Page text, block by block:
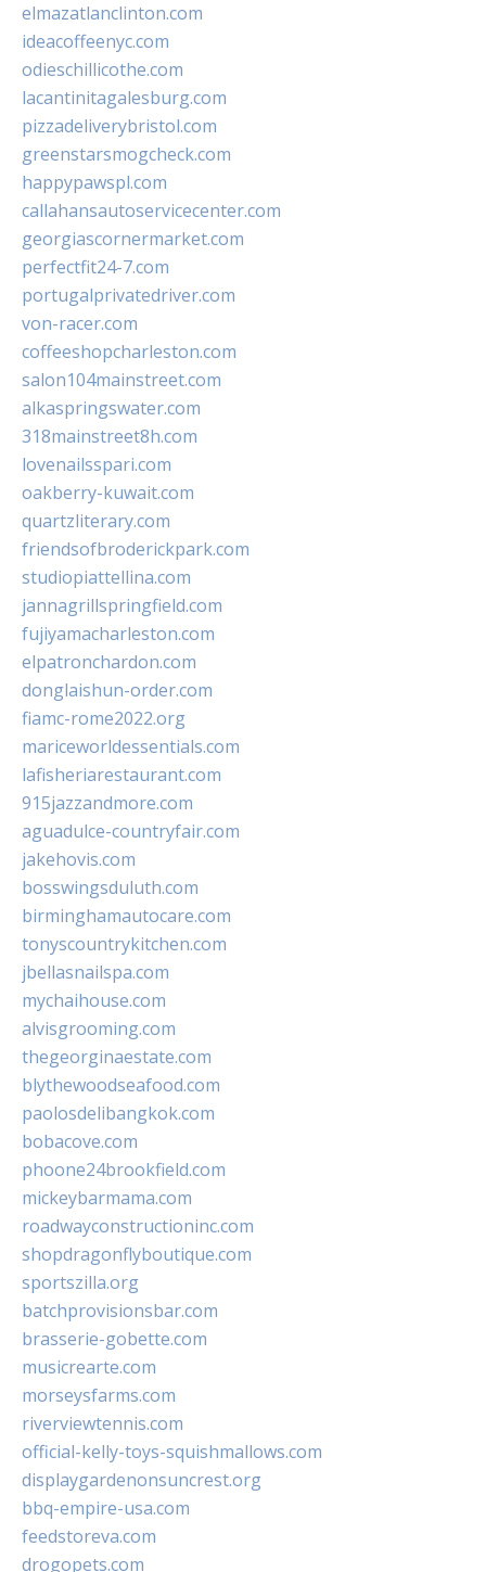
elmazatlanclinton.com
ideacoffeenyc.com
odieschillicothe.com
lacantinitagalesburg.com
pizzadeliverybristol.com
greenstarsmogcheck.com
happypawspl.com
callahansautoservicecenter.com
georgiascornermarket.com
perfectfit24-7.com
portugalprivatedriver.com
von-racer.com
coffeeshopcharleston.com
salon104mainstreet.com
alkaspringswater.com
318mainstreet8h.com
lovenailsspari.com
oakberry-kuwait.com
quartzliterary.com
friendsofbroderickpark.com
studiopiattellina.com
jannagrillspringfield.com
fujiyamacharleston.com
elpatronchardon.com
donglaishun-order.com
fiamc-rome2022.org
mariceworldessentials.com
lafisheriarestaurant.com
915jazzandmore.com
aguadulce-countryfair.com
jakehovis.com
bosswingsduluth.com
birminghamautocare.com
tonyscountrykitchen.com
jbellasnailspa.com
mychaihouse.com
alvisgrooming.com
thegeorginaestate.com
blythewoodseafood.com
paolosdelibangkok.com
bobacove.com
phoone24brookfield.com
mickeybarmama.com
roadwayconstructioninc.com
shopdragonflyboutique.com
sportszilla.org
batchprovisionsbar.com
brasserie-gobette.com
musicrearte.com
morseysfarms.com
riverviewtennis.com
official-kelly-toys-squishmallows.com
displaygardenonsuncrest.org
bbq-empire-usa.com
feedstoreva.com
drogopets.com